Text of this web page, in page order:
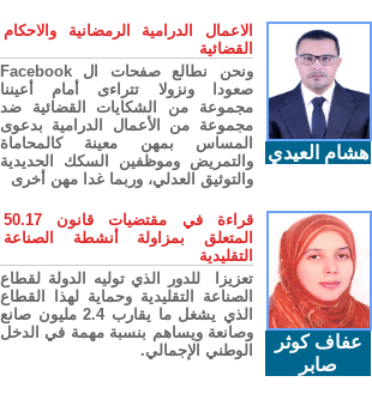
هشام العيدي
الاعمال الدرامية الرمضانية والاحكام
القضائية
ونحن نطالع صفحات ال Facebook
صعودا ونزولا تتراءى أمام أعيننا
مجموعة من الشكايات القضائية ضد
مجموعة من الأعمال الدرامية بدعوى
المساس بمهن معينة كالمحاماة
والتمريض وموظفين السكك الحديدية
والتوثيق العدلي، وربما غدا مهن أخرى
عفاف كوثر
صابر
قراءة في مقتضيات قانون 50.17
المتعلق بمزاولة أنشطة الصناعة
التقليدية
تعزيزا للدور الذي توليه الدولة لقطاع
الصناعة التقليدية وحماية لهذا القطاع
الذي يشغل ما يقارب 2.4 مليون صانع
وصانعة ويساهم بنسبة مهمة في الدخل
الوطني الإجمالي.